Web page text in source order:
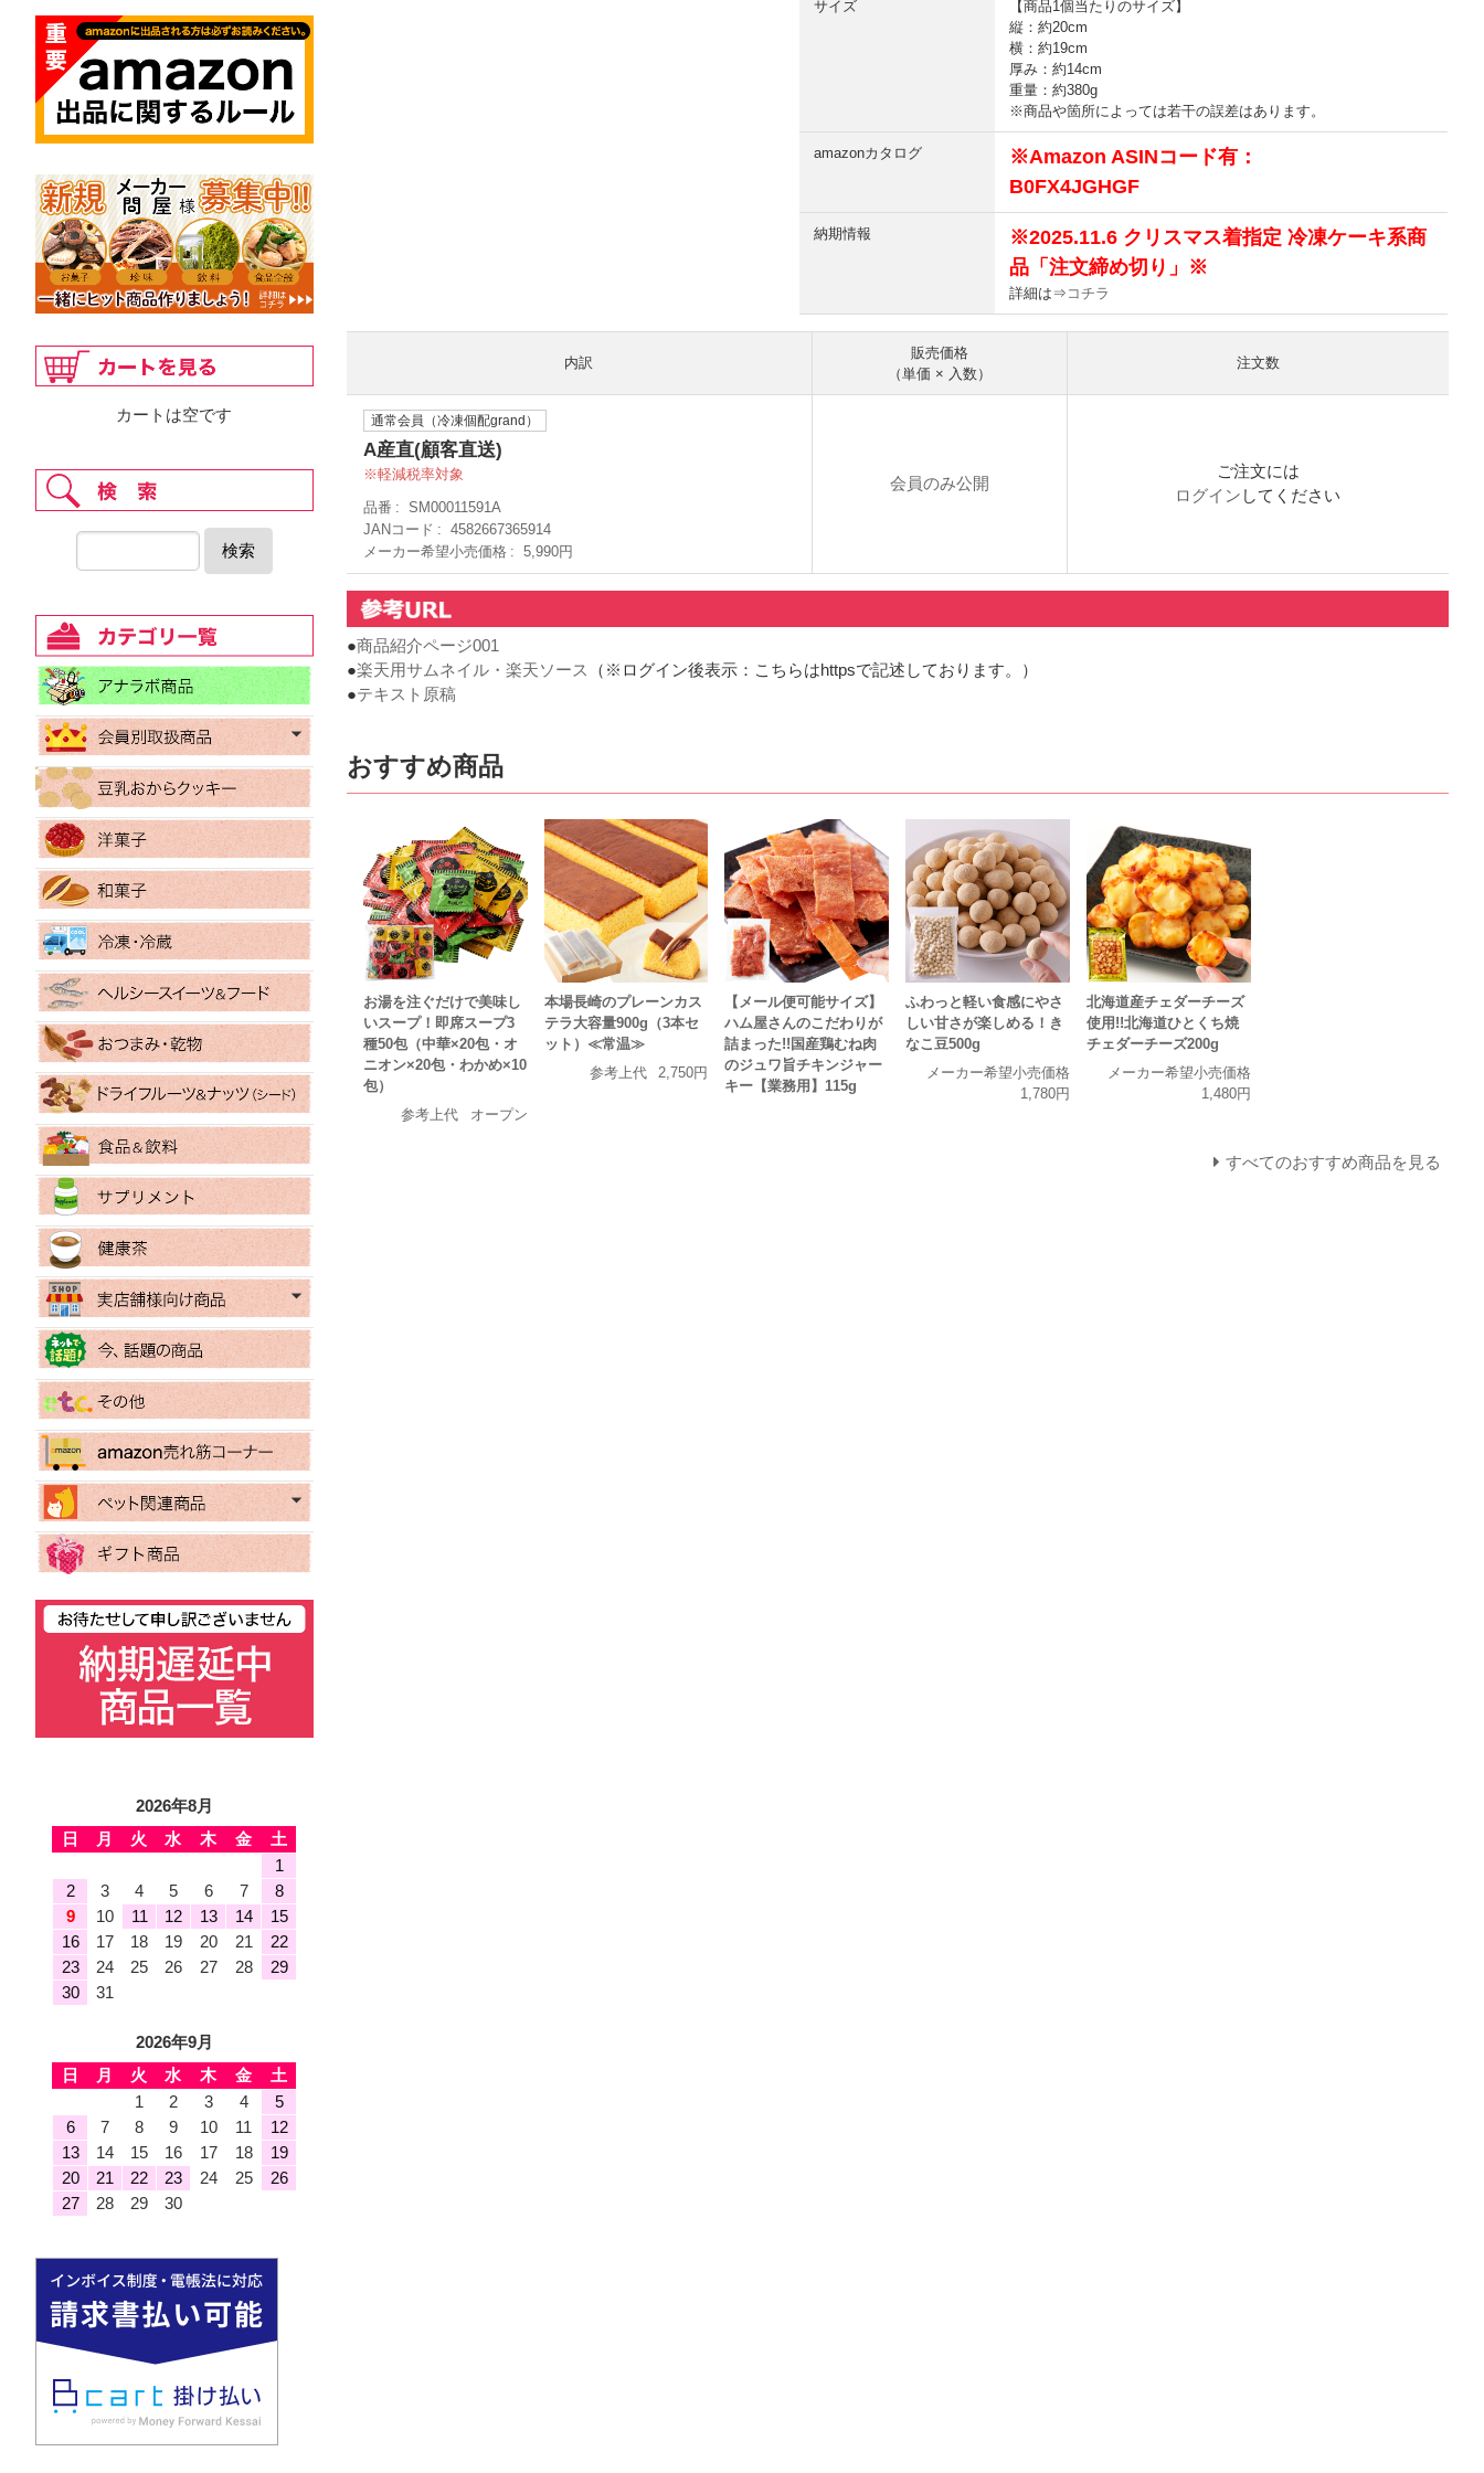
サイズ
【商品1個当たりのサイズ】
縦：約20cm
横：約19cm
厚み：約14cm
重量：約380g
※商品や箇所によっては若干の誤差はあります。
amazonカタログ
※Amazon ASINコード有：
B0FX4JGHGF
納期情報
※2025.11.6 クリスマス着指定 冷凍ケーキ系商
品「注文締め切り」※
詳細は⇒ コチラ
内訳
販売価格
（単価 × 入数）
注文数
通常会員（冷凍個配grand）
A産直(顧客直送)
軽減税率対象
品番
SM00011591A
JANコード
4582667365914
メーカー希望小売価格
5,990円
会員のみ公開
ご注文には
ログイン してください
●商品紹介ページ001
●楽天用サムネイル・楽天ソース （※ログイン後表示：こちらはhttpsで記述しております。）
●テキスト原稿
おすすめ商品
お湯を注ぐだけで美味し
いスープ！即席スープ3
種50包（中華×20包・オ
ニオン×20包・わかめ×10
包）
参考上代
オープン
本場長崎のプレーンカス
テラ大容量900g（3本セ
ット）≪常温≫
参考上代
2,750円
【メール便可能サイズ】
ハム屋さんのこだわりが
詰まった!!国産鶏むね肉
のジュワ旨チキンジャー
キー【業務用】115g
ふわっと軽い食感にやさ
しい甘さが楽しめる！き
なこ豆500g
メーカー希望小売価格
1,780円
北海道産チェダーチーズ
使用!!北海道ひとくち焼
チェダーチーズ200g
メーカー希望小売価格
1,480円
すべてのおすすめ商品を見る
カートは空です
検索
2026年8月
日
月 火 水 木 金
土
1
2
3 4 5 6 7
8
9
10 11 12 13 14
15
16
17 18 19 20 21
22
23
24 25 26 27 28
29
30
31
2026年9月
日
月 火 水 木 金
土
1
2 3 4
5
6
7 8 9 10 11
12
13
14 15 16 17 18
19
20
21 22 23 24 25
26
27
28 29 30